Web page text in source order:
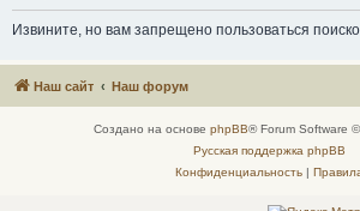
Извините, но вам запрещено пользоваться
Наш сайт Наш форум
Создано на основе phpBB® Forum Software
Русская поддержка phpBB
Конфиденциальность|